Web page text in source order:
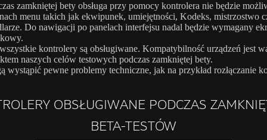
zamkniętej bety obsługa przy pomocy kontrolera nie będzie
menu takich jak ekwipunek, umiejętności, Kodeks, mistrzostwo
Do nawigacji po panelach interfejsu nadal będzie wymagany
kontrolery są obsługiwane. Kompatybilność urządzeń jest
naszych celów testowych podczas zamkniętej bety.
wystąpić pewne problemy techniczne, jak na przykład rozłączanie
OBSŁUGIWANE PODCZAS
BETA-TESTÓW